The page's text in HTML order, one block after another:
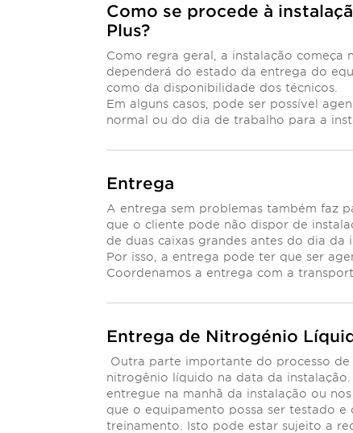
Como se procede à
Plus?
Como regra geral, a instalação começa
dependerá do estado da entrega do
como da disponibilidade dos técnicos.
Em alguns casos, pode ser possível
normal ou do dia de trabalho para a
Entrega
A entrega sem problemas também faz
que o cliente pode não dispor de
de duas caixas grandes antes do dia da
Por isso, a entrega pode ter que ser
Coordenamos a entrega com a
Entrega de Nitrogénio
Outra parte importante do processo
nitrogênio líquido na data da
entregue na manhã da instalação ou
que o equipamento possa ser testado
treinamento. Isto pode estar sujeito a